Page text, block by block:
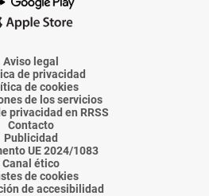
La
Voz
Almería
La
Voz
Almería
La
Voz
Almería
La
Voz
Almería
La
Voz
Aviso legal
de privacidad
de cookies
de los servicios
privacidad en RRSS
Contacto
Publicidad
UE 2024/1083
Canal ético
de cookies
de accesibilidad